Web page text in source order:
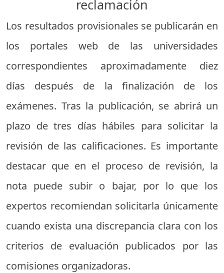
reclamación
Los resultados provisionales se publicarán en
los portales web de las universidades
correspondientes aproximadamente diez
días después de la finalización de los
exámenes. Tras la publicación, se abrirá un
plazo de tres días hábiles para solicitar la
revisión de las calificaciones. Es importante
destacar que en el proceso de revisión, la
nota puede subir o bajar, por lo que los
expertos recomiendan solicitarla únicamente
cuando exista una discrepancia clara con los
criterios de evaluación publicados por las
comisiones organizadoras.